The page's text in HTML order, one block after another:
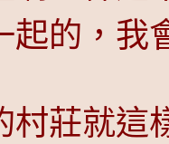
起的，我
村莊就這